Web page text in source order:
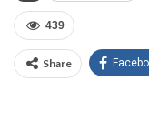
439
Share